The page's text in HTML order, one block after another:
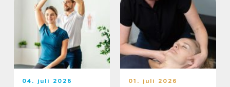
04. juli 2026 01. juli 2026